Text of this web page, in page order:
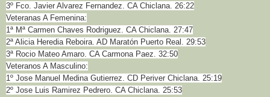
3º Fco. Javier Alvarez Fernandez. CA Chiclana. 26:22
Veteranas A Femenina:
1ª Mª Carmen Chaves Rodriguez. CA Chiclana. 27:47
2ª Alicia Heredia Reboira. AD Maratón Puerto Real. 29:53
3ª Rocio Mateo Amaro. CA Carmona Paez. 32:50
Veteranos A Masculino:
1º Jose Manuel Medina Gutierrez. CD Periver Chiclana. 25:19
2º Jose Luis Ramirez Pedrero. CA Chiclana. 25:53